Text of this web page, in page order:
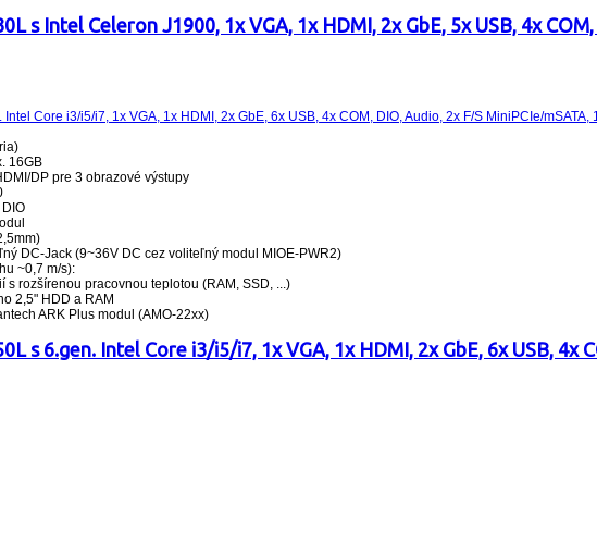
s Intel Celeron J1900, 1x VGA, 1x HDMI, 2x GbE, 5x USB, 4x
16GB
DP pre 3 obrazové výstupy
DC-Jack (9~36V DC cez voliteľný modul MIOE-PWR2)
~0,7 m/s):
s rozšírenou pracovnou teplotou (RAM, SSD, ...)
2,5" HDD a RAM
ARK Plus modul (AMO-22xx)
s 6.gen. Intel Core i3/i5/i7, 1x VGA, 1x HDMI, 2x GbE, 6x USB, 4x